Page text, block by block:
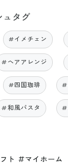
ュタグ
#イメチェン
#ヘアアレンジ
#四国珈琲 #
#和風パスタ #
ト #マイホーム